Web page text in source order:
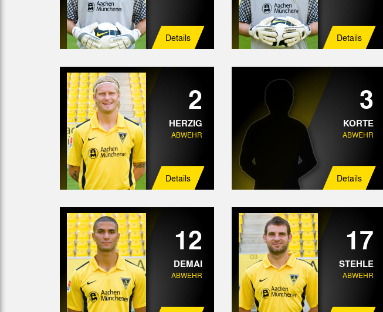
Details Details
2
HERZIG
ABWEHR
Details
3
KORTE
ABWEHR
Details
12
DEMAI
ABWEHR
17
STEHLE
ABWEHR